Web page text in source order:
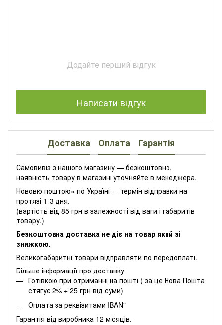
Додайте перший відгук
Написати відгук
Доставка Оплата Гарантія
Самовивіз з нашого магазину — безкоштовно,
наявність товару в магазині уточняйте в менеджера.
Нововю поштою» по Україні — термін відправки на
протязі 1-3 дня.
(вартість від 85 грн в залежності від ваги і габаритів
товару.)
Безкоштовна доставка не діє на товар який зі
знижкою.
Великогабаритні товари відправляти по передоплаті.
Більше інформації про доставку
Готівкою при отриманні на пошті ( за це Нова Пошта
стягує 2% + 25 грн від суми)
Оплата за реквізитами IBAN"
Гарантія від виробника 12 місяців.